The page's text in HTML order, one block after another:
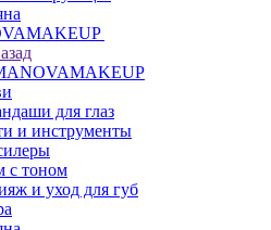
для глаз
и инструменты
с тоном
и уход для губ